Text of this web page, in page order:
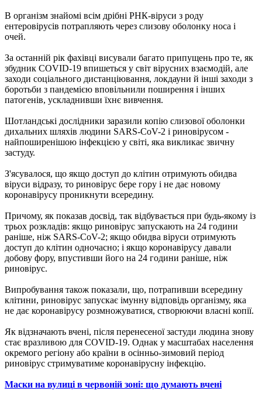
В організм знайомі всім дрібні РНК-віруси з роду
ентеровірусів потрапляють через слизову оболонку носа і
очей.
За останній рік фахівці висували багато припущень про те, як
збудник COVID-19 впишеться у світ вірусних взаємодій, але
заходи соціального дистанціювання, локдауни й інші заходи з
боротьби з пандемією вповільнили поширення і інших
патогенів, ускладнивши їхнє вивчення.
Шотландські дослідники заразили копію слизової оболонки
дихальних шляхів людини SARS-CoV-2 і риновірусом -
найпоширенішою інфекцією у світі, яка викликає звичну
застуду.
З'ясувалося, що якщо доступ до клітин отримують обидва
віруси відразу, то риновірус бере гору і не дає новому
коронавірусу проникнути всередину.
Причому, як показав досвід, так відбувається при будь-якому із
трьох розкладів: якщо риновірус запускають на 24 години
раніше, ніж SARS-CoV-2; якщо обидва віруси отримують
доступ до клітин одночасно; і якщо коронавірусу давали
добову фору, впустивши його на 24 години раніше, ніж
риновірус.
Випробування також показали, що, потрапивши всередину
клітини, риновірус запускає імунну відповідь організму, яка
не дає коронавірусу розмножуватися, створюючи власні копії.
Як відзначають вчені, після перенесеної застуди людина знову
стає вразливою для COVID-19. Однак у масштабах населення
окремого регіону або країни в осінньо-зимовий період
риновірус стримуватиме коронавірусну інфекцію.
Маски на вулиці в червоній зоні: що думають вчені